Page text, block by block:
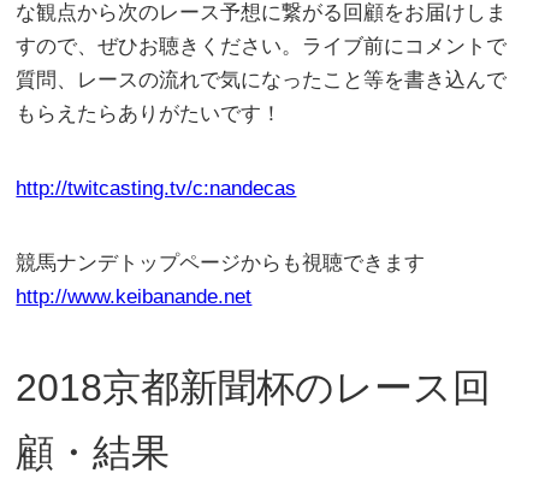
な観点から次のレース予想に繋がる回顧をお届けしま
すので、ぜひお聴きください。ライブ前にコメントで
質問、レースの流れで気になったこと等を書き込んで
もらえたらありがたいです！
http://twitcasting.tv/c:nandecas
競馬ナンデトップページからも視聴できます
http://www.keibanande.net
2018京都新聞杯のレース回
顧・結果